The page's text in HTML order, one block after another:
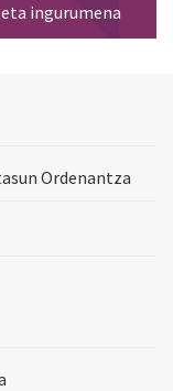
ingurumena
Ordenantza